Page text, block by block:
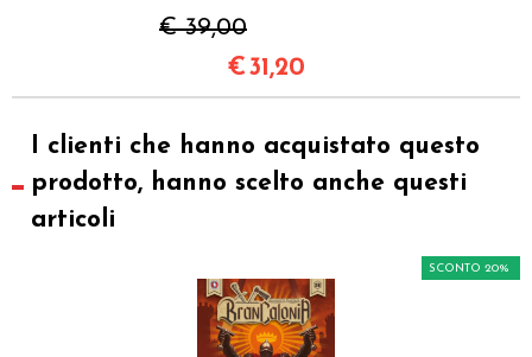
€ 39,00
€31,20
I clienti che hanno acquistato questo
prodotto, hanno scelto anche questi
articoli
SCONTO 20%